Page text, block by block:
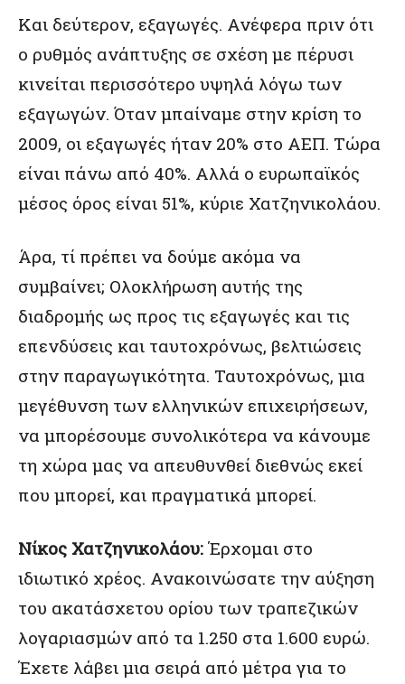
Και δεύτερον, εξαγωγές. Ανέφερα πριν ότι
ο ρυθμός ανάπτυξης σε σχέση με πέρυσι
κινείται περισσότερο υψηλά λόγω των
εξαγωγών. Όταν μπαίναμε στην κρίση το
2009, οι εξαγωγές ήταν 20% στο ΑΕΠ. Τώρα
είναι πάνω από 40%. Αλλά ο ευρωπαϊκός
μέσος όρος είναι 51%, κύριε Χατζηνικολάου.
Άρα, τί πρέπει να δούμε ακόμα να
συμβαίνει; Ολοκλήρωση αυτής της
διαδρομής ως προς τις εξαγωγές και τις
επενδύσεις και ταυτοχρόνως, βελτιώσεις
στην παραγωγικότητα. Ταυτοχρόνως, μια
μεγέθυνση των ελληνικών επιχειρήσεων,
να μπορέσουμε συνολικότερα να κάνουμε
τη χώρα μας να απευθυνθεί διεθνώς εκεί
που μπορεί, και πραγματικά μπορεί.
Νίκος Χατζηνικολάου: Έρχομαι στο
ιδιωτικό χρέος. Ανακοινώσατε την αύξηση
του ακατάσχετου ορίου των τραπεζικών
λογαριασμών από τα 1.250 στα 1.600 ευρώ.
Έχετε λάβει μια σειρά από μέτρα για το